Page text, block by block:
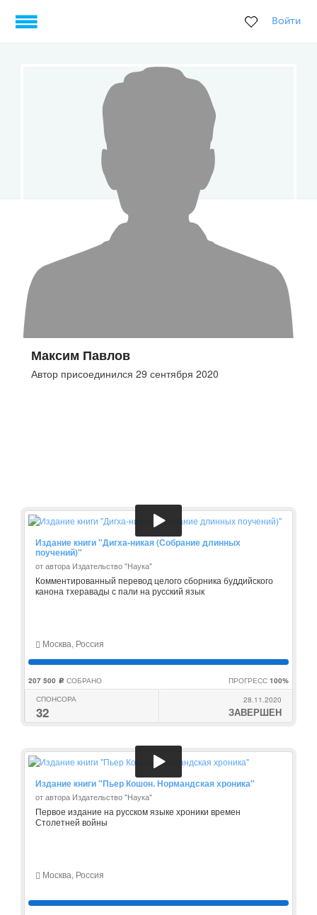
Войти
Максим Павлов
Автор присоединился 29 сентября 2020
Издание книги "Дигха-никая (Собрание длинных
поучений)"
от автора Издательство "Наука"
Комментированный перевод целого сборника буддийского
канона тхеравады с пали на русский язык
Москва, Россия
207 500 c СОБРАНО ПРОГРЕСС 100%
СПОНСОРА
32
28.11.2020
ЗАВЕРШЕН
Издание книги "Пьер Кошон. Нормандская хроника"
от автора Издательство "Наука"
Первое издание на русском языке хроники времен
Столетней войны
Москва, Россия